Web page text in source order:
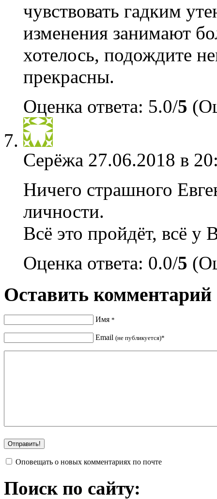
чувствовать гадким
изменения занимают
хотелось, подождите
прекрасны.
Оценка ответа: 5.0/5
Серёжа 27.06.2018 в
Ничего страшного
личности.
Всё это пройдёт, всё у
Оценка ответа: 0.0/5
Оставить комментарий
Имя *
Email (не публикуется)*
Оповещать о новых комментариях по почте
Поиск по сайту: